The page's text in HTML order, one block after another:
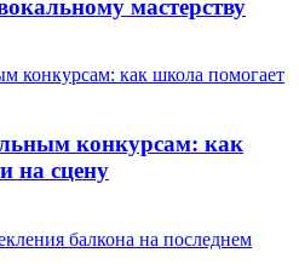
мастерству
конкурсам: как
на сцену